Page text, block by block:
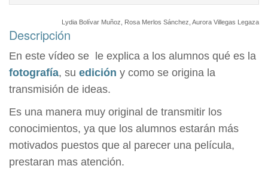
Lydia Bolívar Muñoz, Rosa Merlos Sánchez, Aurora Villegas Legaza
Descripción
En este vídeo se le explica a los alumnos qué es la
fotografía, su edición y como se origina la
transmisión de ideas.
Es una manera muy original de transmitir los
conocimientos, ya que los alumnos estarán más
motivados puestos que al parecer una película,
prestaran mas atención.